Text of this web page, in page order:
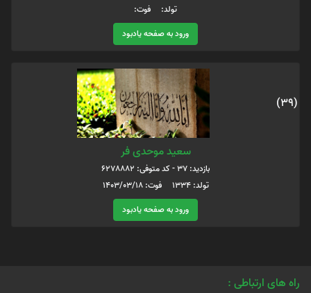
تولد: فوت:
ورود به صفحه یادبود
(39)
سعید موحدی فر
بازدید: 37 - کد متوفی: 6278882
تولد: 1334 فوت: 1403/03/18
ورود به صفحه یادبود
راه های ارتباطی :